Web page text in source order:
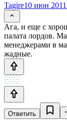
Tagire10 июн
Ага, и еще с
палата лордов.
менеджерами в
жадные.
Ответить